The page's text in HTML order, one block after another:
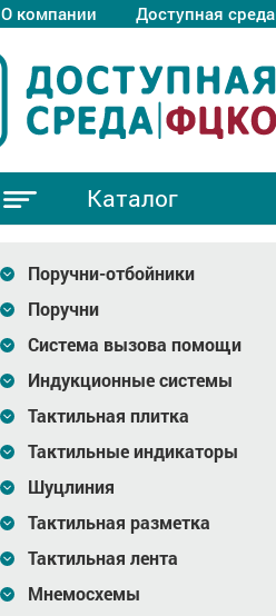
О компании Доступная среда
Каталог
Поручни-отбойники
Поручни
Система вызова помощи
Индукционные системы
Тактильная плитка
Тактильные индикаторы
Шуцлиния
Тактильная разметка
Тактильная лента
Мнемосхемы